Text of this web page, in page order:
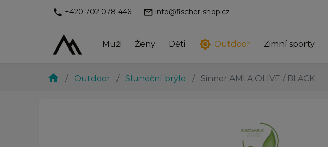
phone +420 702 078 446 mail_outline info@fischer-shop.cz
Muži Ženy Děti brightness_7 Outdoor Zimní sporty
home Outdoor Sluneční brýle Sinner AMLA OLIVE / BLACK